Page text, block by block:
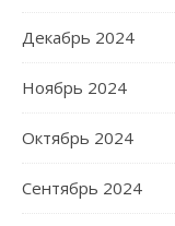
Декабрь 2024
Ноябрь 2024
Октябрь 2024
Сентябрь 2024